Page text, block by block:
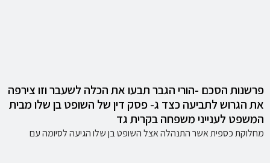
פרשנות הסכם -הורי הגבר תבעו את הכלה לשעבר וזו צירפה
את הגרוש לתביעה כצד ג- פסק דין של השופט בן שלו מבית
המשפט לענייני משפחה בקרית גד
מחלוקת כספית אשר התנהלה אצל השופט בן שלו הגיעה לסיומה עם